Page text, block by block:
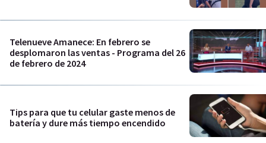
Telenueve Amanece: En febrero se
desplomaron las ventas - Programa del 26
de febrero de 2024
Tips para que tu celular gaste menos de
batería y dure más tiempo encendido